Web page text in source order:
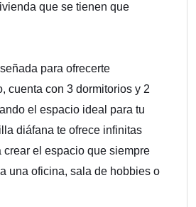
que se tienen que
para ofrecerte
cuenta con 3 dormitorios y 2
el espacio ideal para tu
diáfana te ofrece infinitas
el espacio que siempre
una oficina, sala de hobbies o